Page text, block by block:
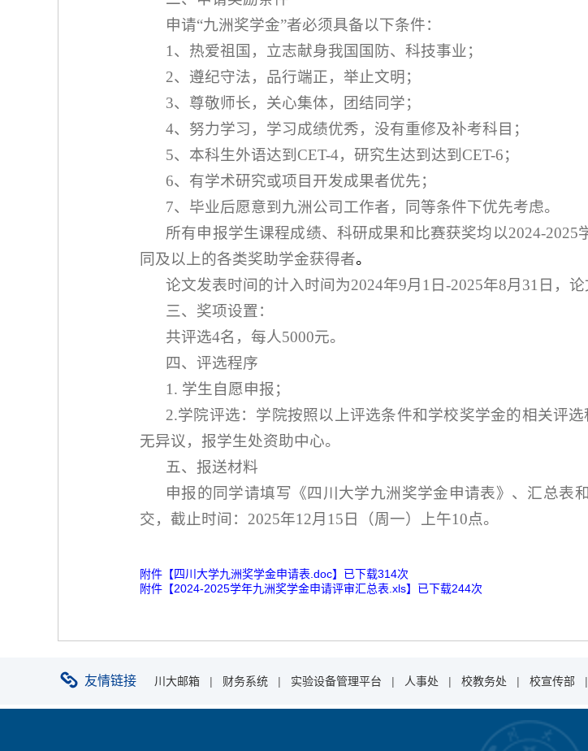
申请“九洲奖学金”者必须具备以下条件：
1、热爱祖国，立志献身我国 国防、科技事业；
2、遵纪守法，品行端正，举止文明；
3、尊敬师长，关心集体，团结同学；
4、努力学习，学习成绩优秀，没有重修及补考科目；
5、 本科生外语达到 CET-4，研究生达到达到 CET-6；
6、有学术研究或项目开发成果者优先；
7、毕业后愿意到九洲公司工作者，同等条件下优先考虑。
所有申报学生课程成绩、科研成果和比赛获奖均以2024-2025
同及以上的各类奖助学金获得者。
论文发表时间的计入时间为2024年9月1日-2025年8月31日，论
三、奖项设置：
共评选4名，每人5000元。
四、评选程序
1. 学生自愿申报；
2.学院评选：学院按照以上评选条件和学校奖学金的相关评
无异议，报学生处资助中心。
五、报送材料
申报的同学请填写《四川大学九洲奖学金申请表》、汇总表
交，截止时间：2025年12月 15 日（周一）上午10点。
附件【四川大学九洲奖学金申请表.doc】已下载314次
附件【2024-2025学年九洲奖学金申请评审汇总表.xls】已下载244次
友情链接 川大邮箱 | 财务系统 | 实验设备管理平台 | 人事处 | 校教务处 | 校宣传部 |